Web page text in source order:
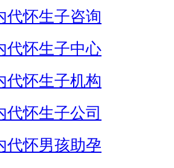
代怀生子咨询
代怀生子中心
代怀生子机构
代怀生子公司
代怀男孩助孕